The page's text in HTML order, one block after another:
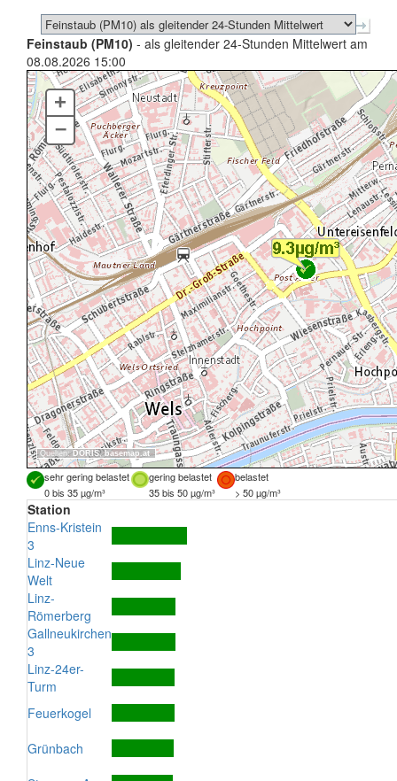
Feinstaub (PM10) - als gleitender 24-Stunden Mittelwert am
08.08.2026 15:00
Quellen: DORIS, basemap.at
+
–
sehr gering belastet gering belastet
belastet
0 bis 35 µg/m³
35 bis 50 µg/m³ > 50 µg/m³
Station
Enns-Kristein
3
Linz-Neue
Welt
Linz-
Römerberg
Gallneukirchen
3
Linz-24er-
Turm
Feuerkogel
Grünbach